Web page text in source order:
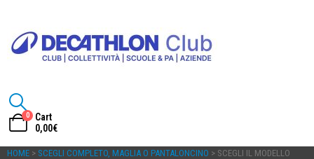
0
Cart
0,00€
HOME > SCEGLI COMPLETO, MAGLIA O PANTALONCINO > SCEGLI IL MODELLO